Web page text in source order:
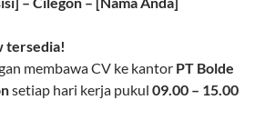
tersedia!
membawa CV ke kantor PT Bolde
setiap hari kerja pukul 09.00 – 15.00